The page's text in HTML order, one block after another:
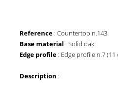
Reference : Countertop n.143
Base material : Solid oak
Edge profile : Edge profile n.7 (11
Description :